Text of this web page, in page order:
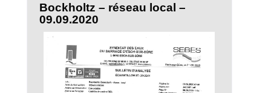
Bockholtz – réseau local –
09.09.2020